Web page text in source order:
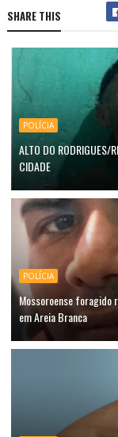
SHARE THIS
POLÍCIA
ALTO DO RODRIGUES/
CIDADE
POLÍCIA
Mossoroense foragido
em Areia Branca